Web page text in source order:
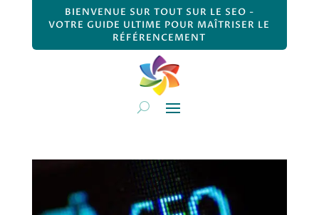
BIENVENUE SUR TOUT SUR LE SEO -
VOTRE GUIDE ULTIME POUR MAÎTRISER LE
RÉFÉRENCEMENT